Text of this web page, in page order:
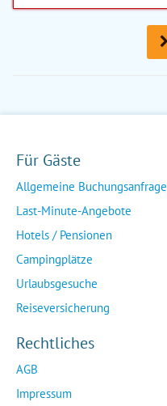
Für Gäste
Allgemeine Buchungsanfrage
Last-Minute-Angebote
Hotels / Pensionen
Campingplätze
Urlaubsgesuche
Reiseversicherung
Rechtliches
AGB
Impressum